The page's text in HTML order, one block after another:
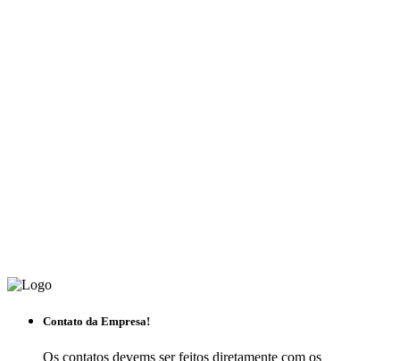
Contato da Empresa!
Os contatos devems ser feitos diretamente com os